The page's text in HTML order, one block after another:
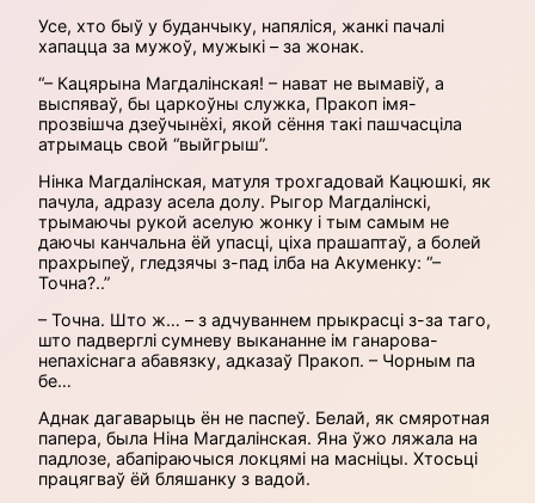
Усе, хто быў у буданчыку, напяліся, жанкі пачалі
хапацца за мужоў, мужыкі – за жонак.
“– Кацярына Магдалінская! – нават не вымавіў, а
выспяваў, бы царкоўны служка, Пракоп імя-
прозвішча дзеўчынёхі, якой сёння такі пашчасціла
атрымаць свой “выйгрыш”.
Нінка Магдалінская, матуля трохгадовай Кацюшкі, як
пачула, адразу асела долу. Рыгор Магдалінскі,
трымаючы рукой аселую жонку і тым самым не
даючы канчальна ёй упасці, ціха прашаптаў, а болей
прахрыпеў, гледзячы з-пад ілба на Акуменку: “–
Точна?..”
– Точна. Што ж… – з адчуваннем прыкрасці з-за таго,
што падверглі сумневу выкананне ім ганарова-
непахіснага абавязку, адказаў Пракоп. – Чорным па
бе…
Аднак дагаварыць ён не паспеў. Белай, як смяротная
папера, была Ніна Магдалінская. Яна ўжо ляжала на
падлозе, абапіраючыся локцямі на масніцы. Хтосьці
працягваў ёй бляшанку з вадой.